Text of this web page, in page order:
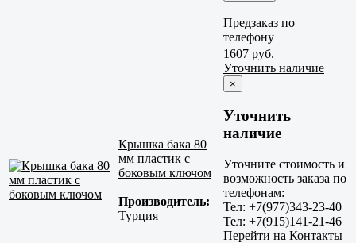
Предзаказ по
телефону
Крышка бака 80
мм пластик с
боковым ключом
Производитель:
Турция
1607 руб.
Уточнить наличие
×
Уточнить
наличие
Уточните стоимость и
возможность заказа по
телефонам:
Тел: +7(977)343-23-40
Тел: +7(915)141-21-46
Перейти на Контакты